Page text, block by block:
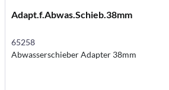
Adapt.f.Abwas.Schieb.38mm
65258
Abwasserschieber Adapter 38mm